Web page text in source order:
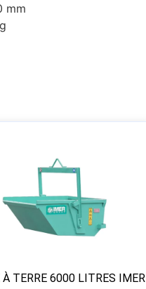
mm
À TERRE 6000 LITRES IMER